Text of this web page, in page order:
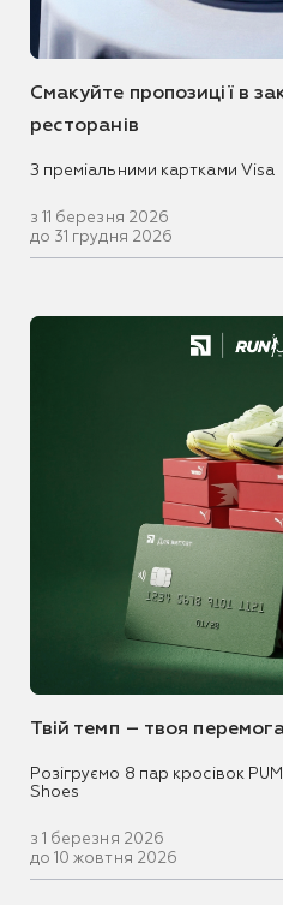
Смакуйте пропозиції в
ресторанів
З преміальними картками Visa
з 11 березня 2026
до 31 грудня 2026
Твій темп – твоя
Розігруємо 8 пар кросівок
Shoes
з 1 березня 2026
до 10 жовтня 2026